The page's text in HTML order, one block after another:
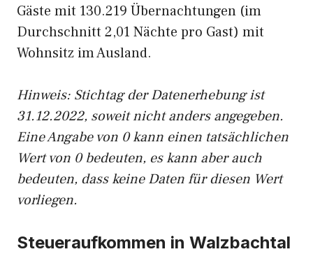
Gäste mit 130.219 Übernachtungen (im
Durchschnitt 2,01 Nächte pro Gast) mit
Wohnsitz im Ausland.
Hinweis: Stichtag der Datenerhebung ist
31.12.2022, soweit nicht anders angegeben.
Eine Angabe von 0 kann einen tatsächlichen
Wert von 0 bedeuten, es kann aber auch
bedeuten, dass keine Daten für diesen Wert
vorliegen.
Steueraufkommen in Walzbachtal